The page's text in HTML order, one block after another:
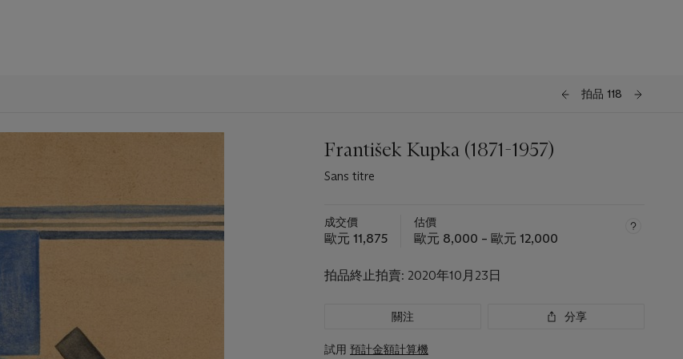
拍品 118
František Kupka (1871-1957)
Sans titre
成交價
歐元 11,875
估價
歐元 8,000 – 歐元 12,000
拍品終止拍賣: 2020年10月23日
關注 分享
試用 預計金額計算機